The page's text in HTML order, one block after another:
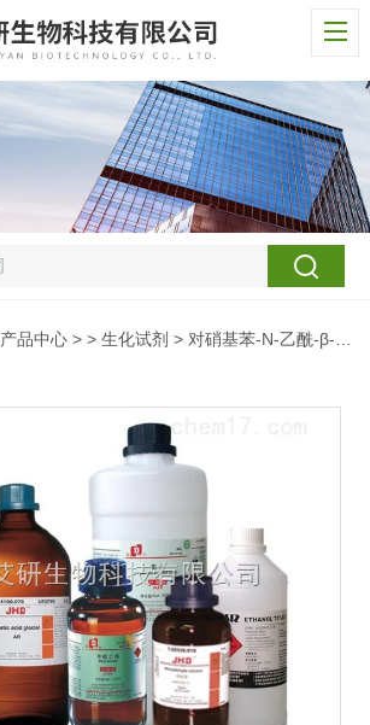
产品中心 > >生化试剂 > 对硝基苯-N-乙酰-β-D-氨基葡萄糖苷/4-硝基苯-N-乙酰-β-D-氨基葡萄糖苷